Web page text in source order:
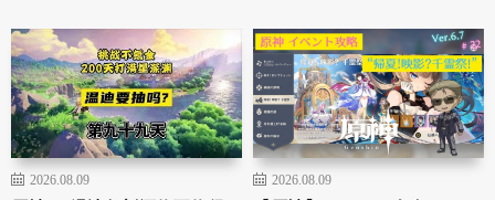
2026.08.09 2026.08.09